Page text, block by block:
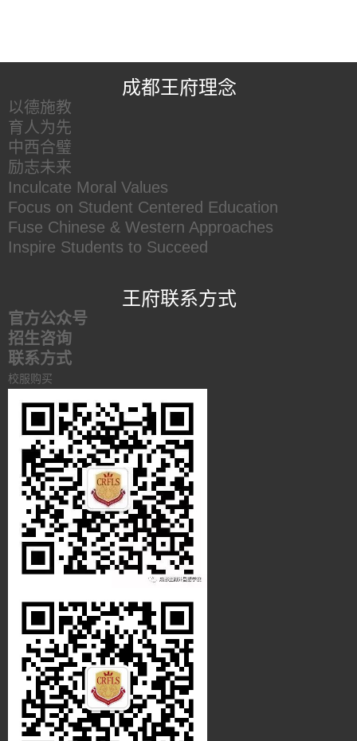
成都王府理念
以德施教
育人为先
中西合璧
励志未来
Inculcate Moral Values
Focus on Student Centered Education
Fuse Chinese & Western Approaches
Inspire Students to Succeed
王府联系方式
官方公众号
招生咨询
联系方式
校服购买